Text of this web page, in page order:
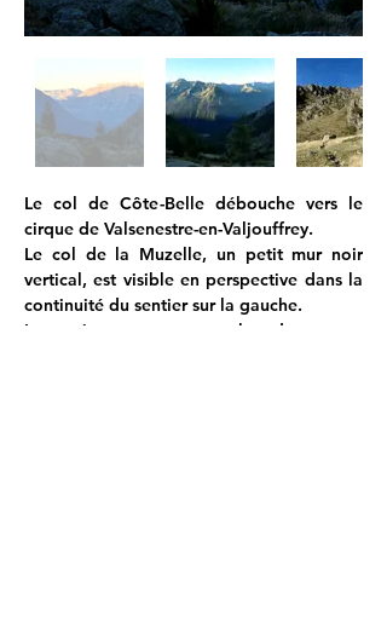
Le col de Côte-Belle débouche vers le
cirque de Valsenestre-en-Valjouffrey.
Le col de la Muzelle, un petit mur noir
vertical, est visible en perspective dans la
continuité du sentier sur la gauche.
Le sentier passe en contrebas des orgues